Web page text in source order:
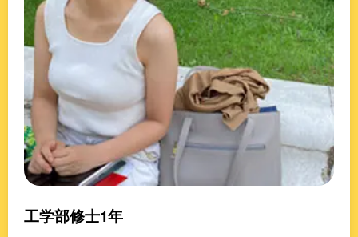
工学部修士1年